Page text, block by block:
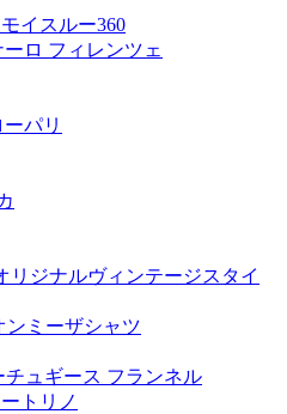
イスルー360
ロ フィレンツェ
パリ
リジナルヴィンテージスタイ
ンミーザシャツ
チュギース フランネル
トリノ